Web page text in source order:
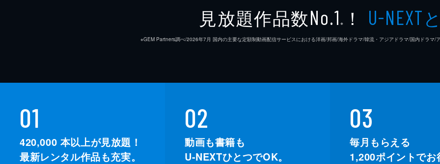
見放題作品数No.1 ※ ！ U-NEXT
※GEM Partners調べ/2026年7⽉ 国内の主要な定額制動画配信サービスにおける洋画/邦画/海外ドラマ/韓流・アジアドラマ/国内ドラマ/
01
420,000 本以上が見放題！
最新レンタル作品も充実。
02
動画も書籍も
U-NEXTひとつでOK。
03
毎月もらえる
1,200ポイントでお